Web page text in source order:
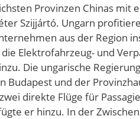
Provinzen Chinas mit
Szijjártó. Ungarn
aus der Region
die Elektrofahrzeug- und
Die ungarische
Budapest und der
direkte Flüge für
er hinzu. In der